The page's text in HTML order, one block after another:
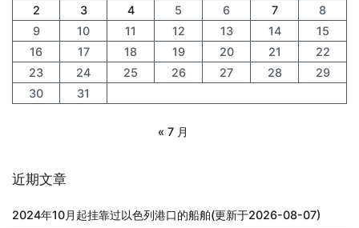
2
3 4 5 6 7
8
9
10 11 12 13 14
15
16
17 18 19 20 21
22
23
24 25 26 27 28
29
30
31
« 7 月
近期文章
2024年10月起挂靠过以色列港口的船舶(更新于2026-08-07)